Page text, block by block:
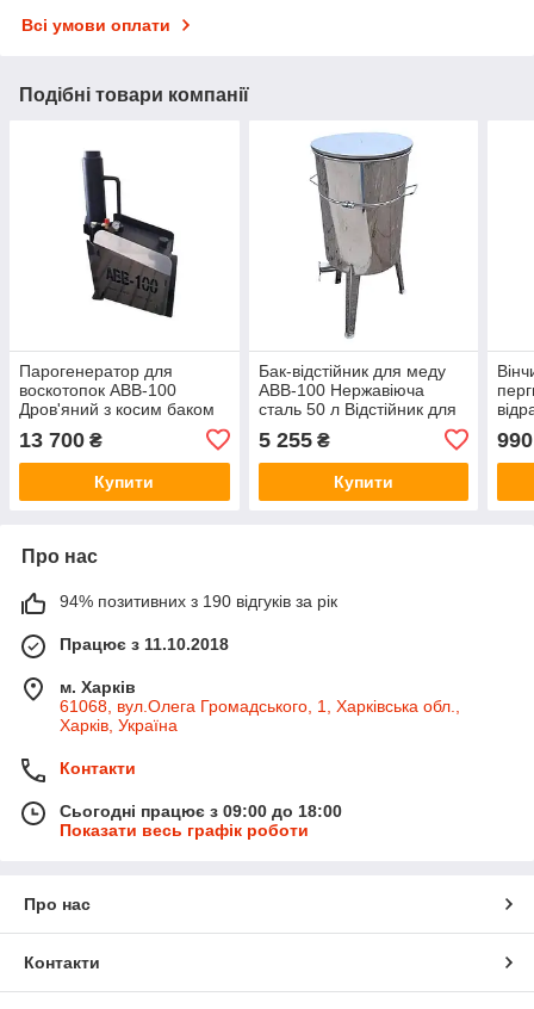
Всі умови оплати
Подібні товари компанії
Парогенератор для
воскотопок АВВ-100
Дров'яний з косим баком
парогенератор для пасіки
13 700 ₴
Купити
Бак-відстійник для меду
АВВ-100 Нержавіюча
сталь 50 л Відстійник для
меду з кришкою Ємність
для зберігання меду
5 255₴
Купити
990
Про нас
94% позитивних з 190 відгуків за рік
Працює з 11.10.2018
м. Харків
61068, вул.Олега Громадського, 1, Харківська обл.,
Харків, Україна
Контакти
Сьогодні працює з 09:00 до 18:00
Показати весь графік роботи
Про нас
Контакти